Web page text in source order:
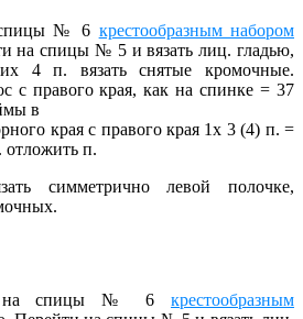
спицы № 6 крестообразным набором
на спицы № 5 и вязать лиц. гладью,
4 п. вязать снятые кромочные.
с правого края, как на спинке = 37
в
края с правого края 1х 3 (4) п. =
отложить п.
симметрично левой полочке,
на спицы № 6 крестообразным